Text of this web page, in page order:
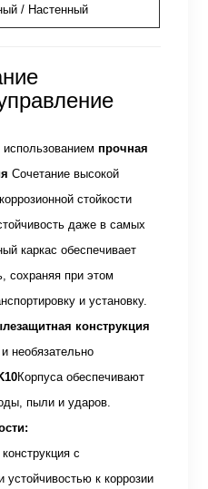
/ Настенный
использованиемпрочная
Сочетание высокой
стойкости
даже в самых
каркас обеспечивает
сохраняя при этом
и установку.
конструкция
и необязательно
Корпуса обеспечивают
пыли и ударов.
с
устойчивостью к коррозии